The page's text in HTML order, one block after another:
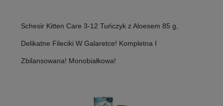
Schesir Kitten Care 3-12 Tuńczyk z Aloesem 85 g,
Delikatne Fileciki W Galaretce! Kompletna I
Zbilansowana! Monobiałkowa!